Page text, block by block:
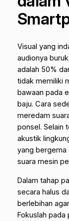
Visual yang
audionya
adalah 50%
tidak memiliki
bawaan pada
baju. Cara
meredam
ponsel. Selain
akustik
yang bergema
suara mesin
Dalam tahap
secara halus
berlebihan
Fokuslah pada